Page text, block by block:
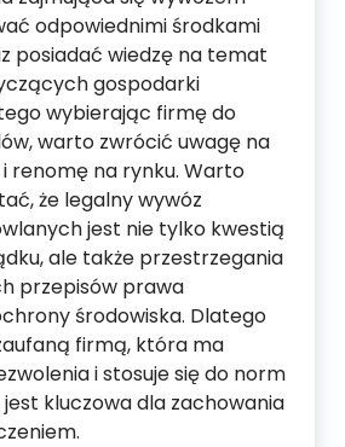
odpowiednimi środkami
posiadać wiedzę na temat
gospodarki
wybierając firmę do
warto zwrócić uwagę na
renomę na rynku. Warto
że legalny wywóz
jest nie tylko kwestią
ale także przestrzegania
przepisów prawa
środowiska. Dlatego
firmą, która ma
i stosuje się do norm
kluczowa dla zachowania